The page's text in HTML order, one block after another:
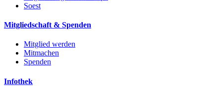
Soest
Mitgliedschaft & Spenden
Mitglied werden
Mitmachen
Spenden
Infothek